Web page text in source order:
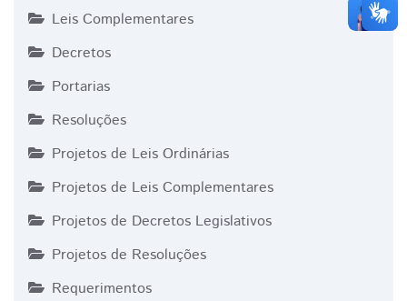
Leis Complementares
Decretos
Portarias
Resoluções
Projetos de Leis Ordinárias
Projetos de Leis Complementares
Projetos de Decretos Legislativos
Projetos de Resoluções
Requerimentos